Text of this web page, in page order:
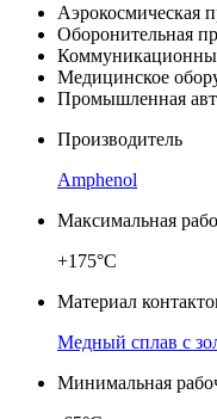
Аэрокосмическая
Оборонительная
Медицинское
Промышленная
Производитель
Amphenol
Максимальная
+175°C
Материал
Медный сплав с
Минимальная